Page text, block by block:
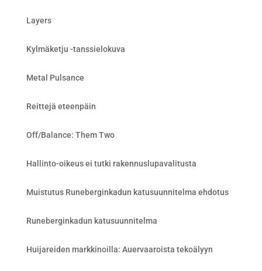
Layers
Kylmäketju -tanssielokuva
Metal Pulsance
Reittejä eteenpäin
Off/Balance: Them Two
Hallinto-oikeus ei tutki rakennuslupavalitusta
Muistutus Runeberginkadun katusuunnitelma ehdotus
Runeberginkadun katusuunnitelma
Huijareiden markkinoilla: Auervaaroista tekoälyyn